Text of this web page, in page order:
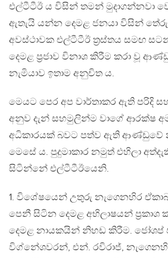
එල්ටීටීඊ ය විසින් තමන් මුදාගන්නවා
ඇතැයි යන්න දෙමළ ජනයා විසින්
අවස්ථාවක එල්ටීටීඊ ත‍්‍රස්තය සමඟ
දෙමළ ප‍්‍රජාව විනාශ කිරීම කරා වූ
නැමියාව ඉතාම අනුචිත ය.
මෙයට පෙර අප වාර්තාකර ඇති පරිදි
අනුව දැන් සහමුලින්ම වාගේ ආරක්ෂ
අධිකාරයක් බවට පත්ව ඇති ආණ්ඩුවේ
මෙසේ ය. පුදුමාකාර නමුත් එහිලා
සිටින්නේ එල්ටීටීඊයෙනි.
1. විශේෂයෙන් උතුරු නැගෙනහිර
පෙනී සිටින දෙමළ අභිලාෂයන් ප‍්‍රකාශ
දෙමළ නායකයින් නිහඩ කිරීම. ජෝශප්
විග්නේශවරන්, එන්. රවිරාජ්,